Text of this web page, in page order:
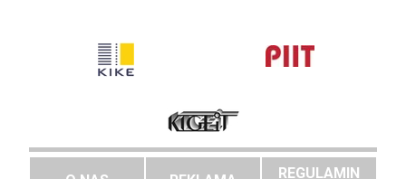
REGULAMIN